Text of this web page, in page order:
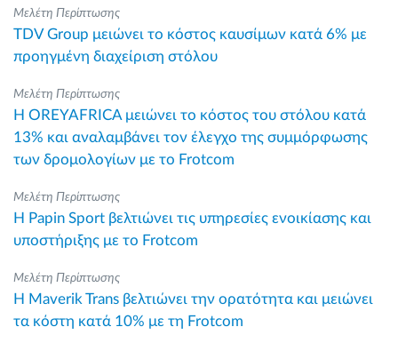
Μελέτη Περίπτωσης
TDV Group μειώνει το κόστος καυσίμων κατά 6% με
προηγμένη διαχείριση στόλου
Μελέτη Περίπτωσης
Η OREYAFRICA μειώνει το κόστος του στόλου κατά
13% και αναλαμβάνει τον έλεγχο της συμμόρφωσης
των δρομολογίων με το Frotcom
Μελέτη Περίπτωσης
Η Papin Sport βελτιώνει τις υπηρεσίες ενοικίασης και
υποστήριξης με το Frotcom
Μελέτη Περίπτωσης
Η Maverik Trans βελτιώνει την ορατότητα και μειώνει
τα κόστη κατά 10% με τη Frotcom